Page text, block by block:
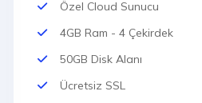
Özel Cloud Sunucu
4GB Ram - 4 Çekirdek
50GB Disk Alanı
Ücretsiz SSL